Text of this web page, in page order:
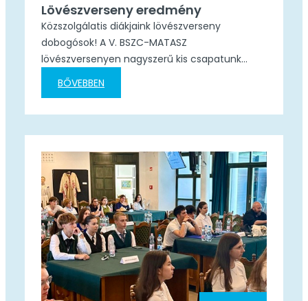
Lövészverseny eredmény
Közszolgálatis diákjaink lövészverseny
dobogósok! A V. BSZC-MATASZ
lövészversenyen nagyszerű kis csapatunk
rendkívül szoros küzdelemben a III. helyezést
érte el. 4 fordulón keresztül, sportszerűen
helyezettől. Teljesítményük különösen annak
figyelembevételével elismerésre méltó, hogy
lövészeti oktatásuk kezdő évében tartanak.…
BŐVEBBEN